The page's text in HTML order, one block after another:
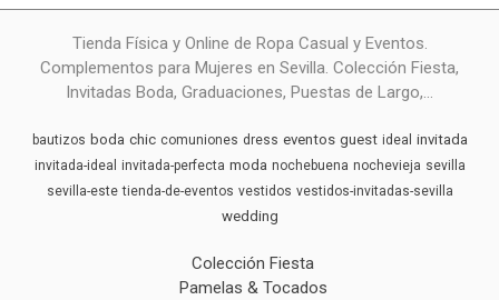
Tienda Física y Online de Ropa Casual y Eventos.
Complementos para Mujeres en Sevilla. Colección Fiesta,
Invitadas Boda, Graduaciones, Puestas de Largo,...
bautizos boda chic comuniones dress eventos guest ideal invitada
invitada-ideal invitada-perfecta moda nochebuena nochevieja sevilla
sevilla-este tienda-de-eventos vestidos vestidos-invitadas-sevilla
wedding
Colección Fiesta
Pamelas & Tocados